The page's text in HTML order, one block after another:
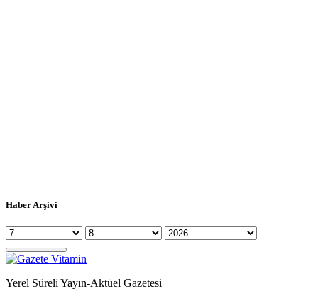
Haber Arşivi
Yerel Süreli Yayın-Aktüel Gazetesi